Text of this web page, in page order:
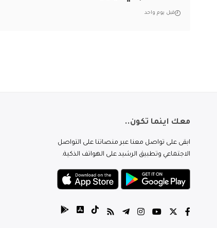
قبل يوم واحد
معك اينما تكون..
ابقى على تواصل معنا عبر منصاتنا على التواصل
الاجتماعي وتطبيق الرشيد على الهواتف الذكية.